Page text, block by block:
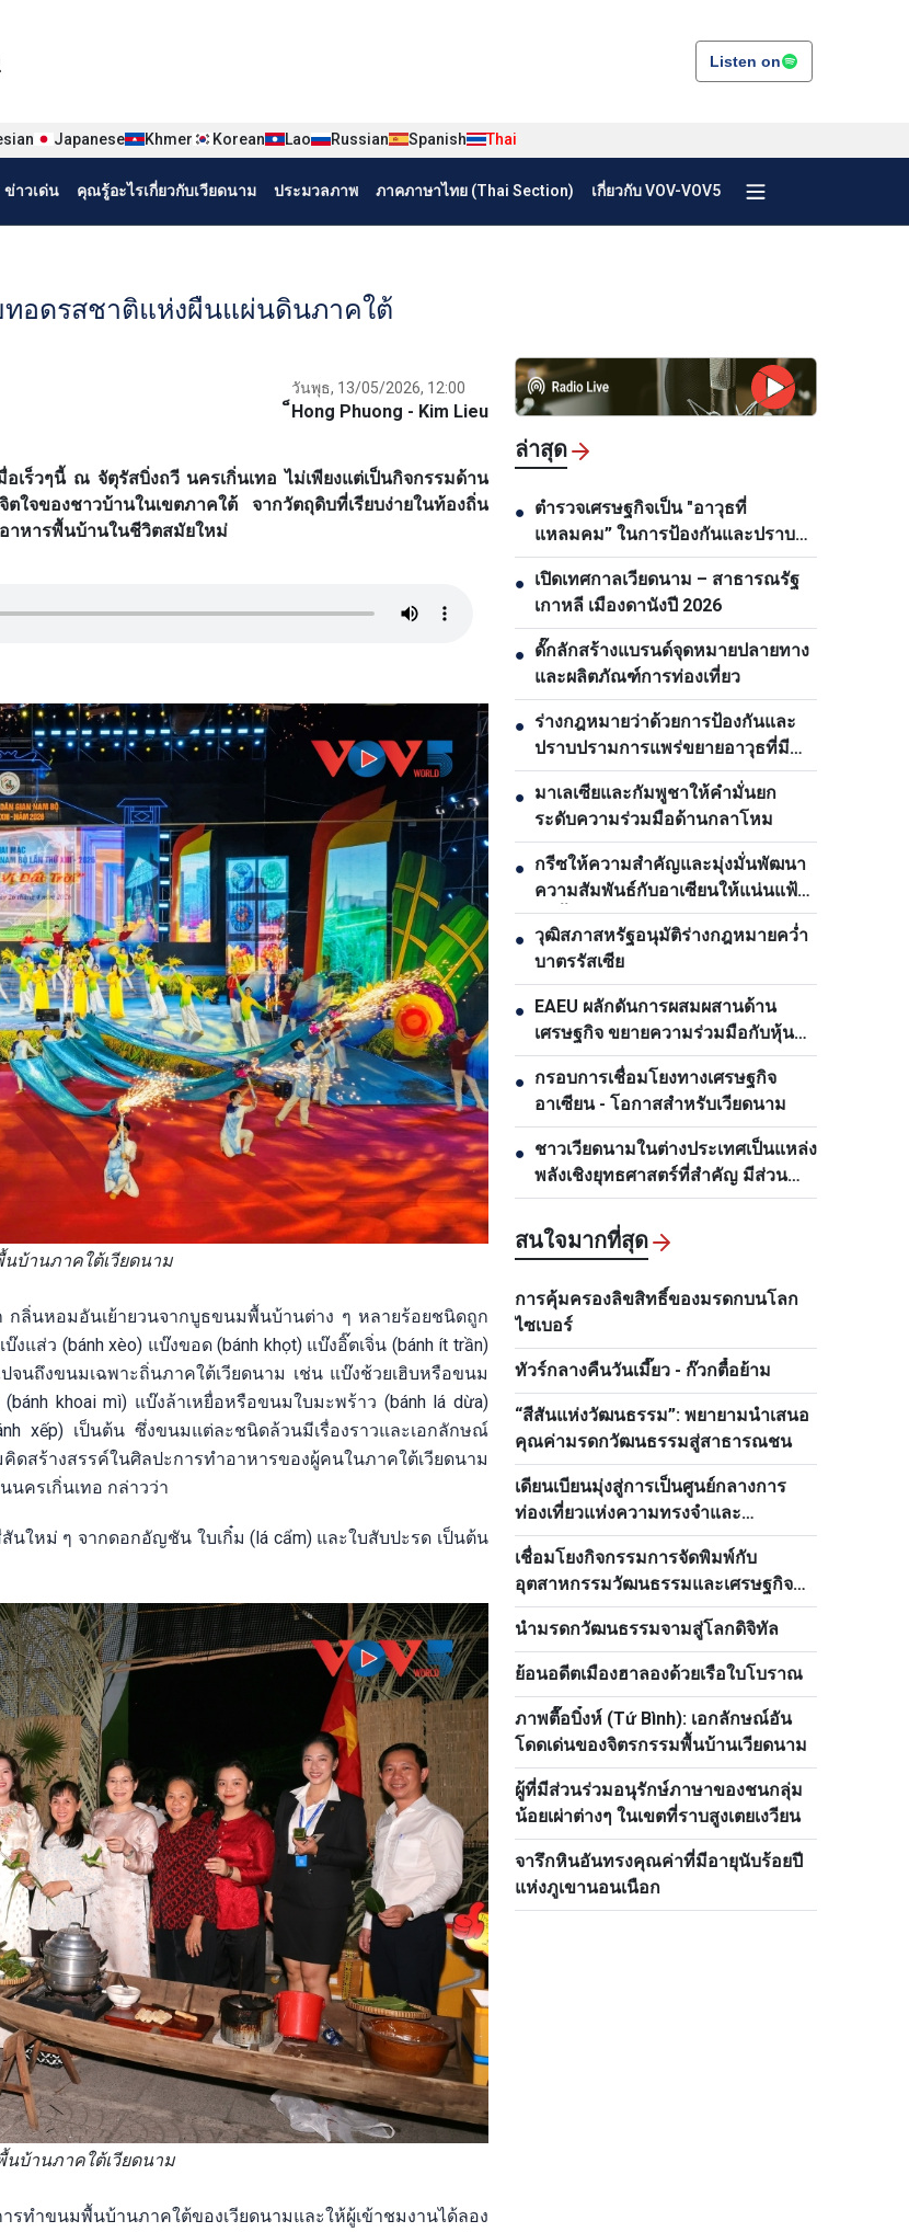
Thái Listen on
Japanese Khmer Korean Lao Russian Spanish Thai
ข่าวเด่น คุณรู้อะไรเกี่ยวกับเวียดนาม ประมวลภาพ ภาคภาษาไทย (Thai Section) เกี่ยวกับ VOV-VOV5
อดรสชาติแห่งผืนแผ่นดินภาคใต้
วันพุธ, 13/05/2026, 12:00
็Hong Phuong - Kim Lieu
เร็วๆนี้ ณ จัตุรัสบิ่งถวี นครเกิ่นเทอ ไม่เพียงแต่เป็นกิจกรรมด้าน
จของชาวบ้านในเขตภาคใต้ จากวัตถุดิบที่เรียบง่ายในท้องถิ่น
อาหารพื้นบ้านในชีวิตสมัยใหม่
บ้านภาคใต้เวียดนาม
กลิ่นหอมอันเย้ายวนจากบูธขนมพื้นบ้านต่าง ๆ หลายร้อยชนิดถูก
ส่ว (bánh xèo) แบ๊งขอด (bánh khọt) แบ๊งอิ๊ตเจิ่น (bánh ít trần)
จนถึงขนมเฉพาะถิ่นภาคใต้เวียดนาม เช่น แบ๊งช้วยเฮิบหรือขนม
khoai mì) แบ๊งล้าเหยื่อหรือขนมใบมะพร้าว (bánh lá dừa)
xếp) เป็นต้น ซึ่งขนมแต่ละชนิดล้วนมีเรื่องราวและเอกลักษณ์
ร้างสรรค์ในศิลปะการทำอาหารของผู้คนในภาคใต้เวียดนาม
ครเกิ่นเทอ กล่าวว่า
นใหม่ ๆ จากดอกอัญชัน ใบเกิ๋ม (lá cẩm) และใบสับปะรด เป็นต้น
บ้านภาคใต้เวียดนาม
ทำขนมพื้นบ้านภาคใต้ของเวียดนามและให้ผู้เข้าชมงานได้ลอง
ล่าสุด
● ตำรวจเศรษฐกิจเป็น "อาวุธที่
แหลมคม” ในการป้องกันและปราบ
ปรามอาชญากรรม
● เปิดเทศกาลเวียดนาม – สาธารณรัฐ
เกาหลี เมืองดานังปี 2026
● ดั๊กลักสร้างแบรนด์จุดหมายปลายทาง
และผลิตภัณฑ์การท่องเที่ยว
● ร่างกฎหมายว่าด้วยการป้องกันและ
ปราบปรามการแพร่ขยายอาวุธที่มี
อานุภาพทำลายล้างสูงเน้นการป้องกัน
เป็นหลัก
● มาเลเซียและกัมพูชาให้คำมั่นยก
ระดับความร่วมมือด้านกลาโหม
● กรีซให้ความสำคัญและมุ่งมั่นพัฒนา
ความสัมพันธ์กับอาเซียนให้แน่นแฟ้น
ยิ่งขึ้น
● วุฒิสภาสหรัฐอนุมัติร่างกฎหมายคว่ำ
บาตรรัสเซีย
● EAEU ผลักดันการผสมผสานด้าน
เศรษฐกิจ ขยายความร่วมมือกับหุ้น
ส่วนต่างๆ
● กรอบการเชื่อมโยงทางเศรษฐกิจ
อาเซียน - โอกาสสำหรับเวียดนาม
● ชาวเวียดนามในต่างประเทศเป็นแหล่ง
พลังเชิงยุทธศาสตร์ที่สำคัญ มีส่วน
ช่วยยกระดับพลังรวมของชาติ
สนใจมากที่สุด
การคุ้มครองลิขสิทธิ์ของมรดกบนโลก
ไซเบอร์
ทัวร์กลางคืนวันเมี๊ยว - ก๊วกตื๋อย้าม
“สีสันแห่งวัฒนธรรม”: พยายามนำเสนอ
คุณค่ามรดกวัฒนธรรมสู่สาธารณชน
เดียนเบียนมุ่งสู่การเป็นศูนย์กลางการ
ท่องเที่ยวแห่งความทรงจำและ
ประสบการณ์ทางวัฒนธรรม
เชื่อมโยงกิจกรรมการจัดพิมพ์กับ
อุตสาหกรรมวัฒนธรรมและเศรษฐกิจ
ดิจิทัล
นำมรดกวัฒนธรรมจามสู่โลกดิจิทัล
ย้อนอดีตเมืองฮาลองด้วยเรือใบโบราณ
ภาพตื๊อบิ๋งห์ (Tứ Bình): เอกลักษณ์อัน
โดดเด่นของจิตรกรรมพื้นบ้านเวียดนาม
ผู้ที่มีส่วนร่วมอนุรักษ์ภาษาของชนกลุ่ม
น้อยเผ่าต่างๆ ในเขตที่ราบสูงเตยเงวียน
จารึกหินอันทรงคุณค่าที่มีอายุนับร้อยปี
แห่งภูเขานอนเนือก